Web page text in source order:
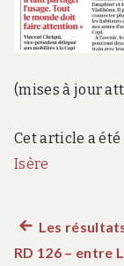
c
t
i
e
s
(mises à jour
Cet article a
Isère
Article
précédent :
Les
RD 126 – entre